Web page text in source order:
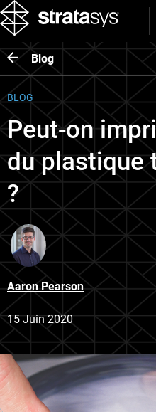
Blog
BLOG
Peut-on
du plastique
?
Aaron Pearson
15 Juin 2020